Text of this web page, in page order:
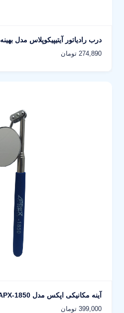
درب رادیاتور آیتیپیکوپلاس مدل بهینه XU7 کد 1204106004
274,890 تومان
آینه مکانیکی اپکس مدل APX-1850
399,000 تومان